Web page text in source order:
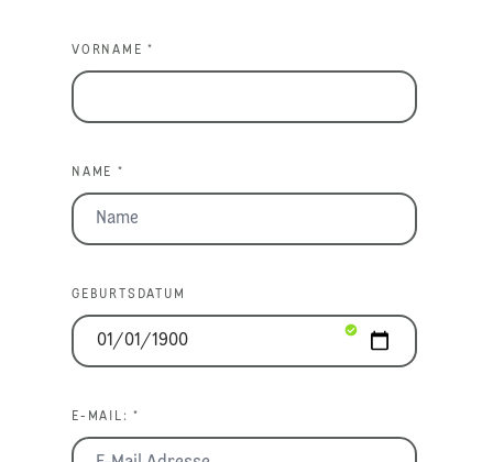
VORNAME *
NAME *
GEBURTSDATUM
E-MAIL: *